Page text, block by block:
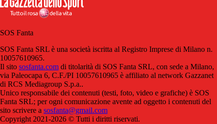
SOS Fanta
SOS Fanta SRL è una società iscritta al Registro Imprese di Milano n.
10057610965.
Il sito sosfanta.com di titolarità di SOS Fanta SRL, con sede a Milano,
via Paleocapa 6, C.F./PI 10057610965 è affiliato al network Gazzanet
di RCS Mediagroup S.p.a..
Unico responsabile dei contenuti (testi, foto, video e grafiche) è SOS
Fanta SRL; per ogni comunicazione avente ad oggetto i contenuti del
sito scrivere a sosfanta@gmail.com
Copyright 2021-2026 © Tutti i diritti riservati.